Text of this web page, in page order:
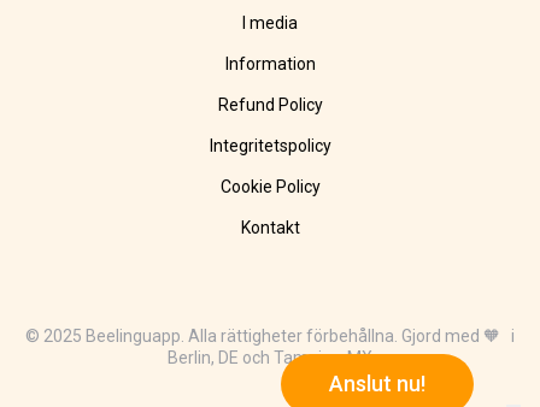
Anslut nu!
I media
Information
Refund Policy
Integritetspolicy
Cookie Policy
Kontakt
© 2025 Beelinguapp. Alla rättigheter förbehållna. Gjord med 🧡 i
Berlin, DE och Tampico, MX